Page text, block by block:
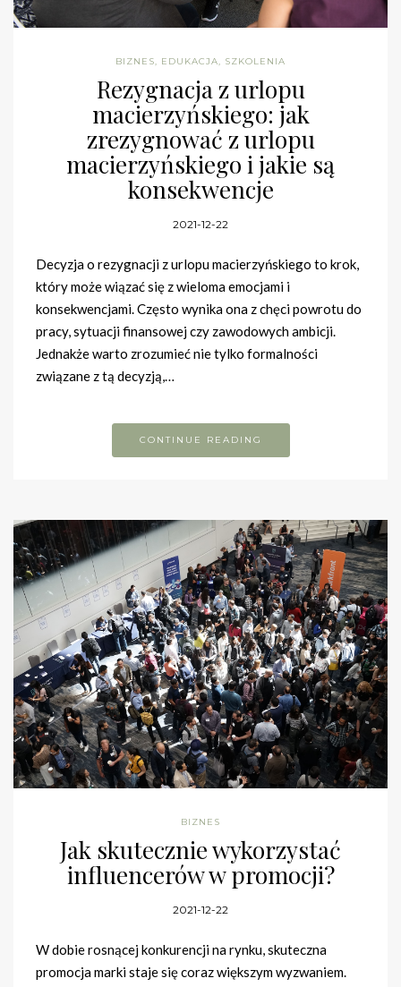
BIZNES, EDUKACJA, SZKOLENIA
Rezygnacja z urlopu
macierzyńskiego: jak
zrezygnować z urlopu
macierzyńskiego i jakie są
konsekwencje
2021-12-22
Decyzja o rezygnacji z urlopu macierzyńskiego to krok,
który może wiązać się z wieloma emocjami i
konsekwencjami. Często wynika ona z chęci powrotu do
pracy, sytuacji finansowej czy zawodowych ambicji.
Jednakże warto zrozumieć nie tylko formalności
związane z tą decyzją,…
CONTINUE READING
BIZNES
Jak skutecznie wykorzystać
influencerów w promocji?
2021-12-22
W dobie rosnącej konkurencji na rynku, skuteczna
promocja marki staje się coraz większym wyzwaniem.